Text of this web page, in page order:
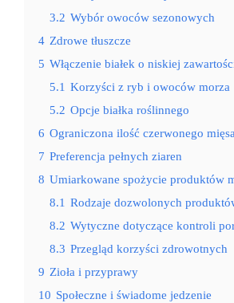
3.2 Wybór owoców sezonowych
4 Zdrowe tłuszcze
5 Włączenie białek o niskiej
5.1 Korzyści z ryb i owoców morza
5.2 Opcje białka roślinnego
6 Ograniczona ilość czerwonego mięsa
7 Preferencja pełnych ziaren
8 Umiarkowane spożycie produktów
8.1 Rodzaje dozwolonych
8.2 Wytyczne dotyczące kontroli
8.3 Przegląd korzyści zdrowotnych
9 Zioła i przyprawy
10 Społeczne i świadome jedzenie